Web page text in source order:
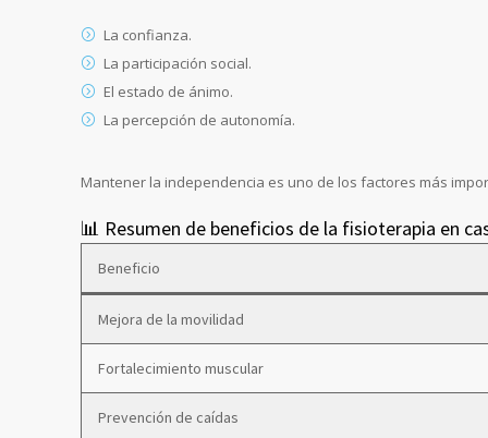
La confianza.
La participación social.
El estado de ánimo.
La percepción de autonomía.
Mantener la independencia es uno de los factores más
📊 Resumen de beneficios de la fisioterapia en
Beneficio
Mejora de la movilidad
Fortalecimiento muscular
Prevención de caídas